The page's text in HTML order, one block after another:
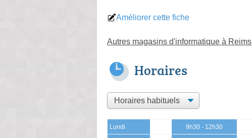
Améliorer cette fiche
Autres magasins d'informatique à Reims
Horaires
Lundi 9h30 - 12h30